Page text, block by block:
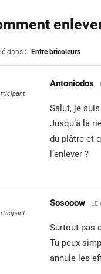
dans : Entre bricoleurs
Antoniodos
Salut, je
Jusqu’à là
du plâtre et
l’enlever ?
Sosooow LE
Surtout pas
Tu peux
annule les